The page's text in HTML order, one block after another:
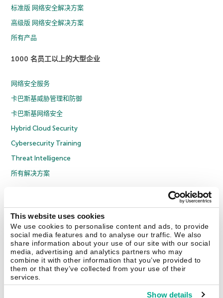
This website uses cookies
We use cookies to personalise content and ads, to provide
social media features and to analyse our traffic. We also
share information about your use of our site with our social
media, advertising and analytics partners who may
combine it with other information that you’ve provided to
them or that they’ve collected from your use of their
services.
Show details
标准版 网络安全解决方案
高级版 网络安全解决方案
所有产品
1000 名员工以上的大型企业
网络安全服务
卡巴斯基威胁管理和防御
卡巴斯基网络安全
Hybrid Cloud Security
Cybersecurity Training
Threat Intelligence
所有解决方案
隐私策略
反腐败政策
许可协议 B2B
京ICP备12053225号
京公网安备 11010102001169号
联系我们 关于我们 合作伙伴 Blog 资源中心 新闻稿
Securelist Eugene Personal Blog